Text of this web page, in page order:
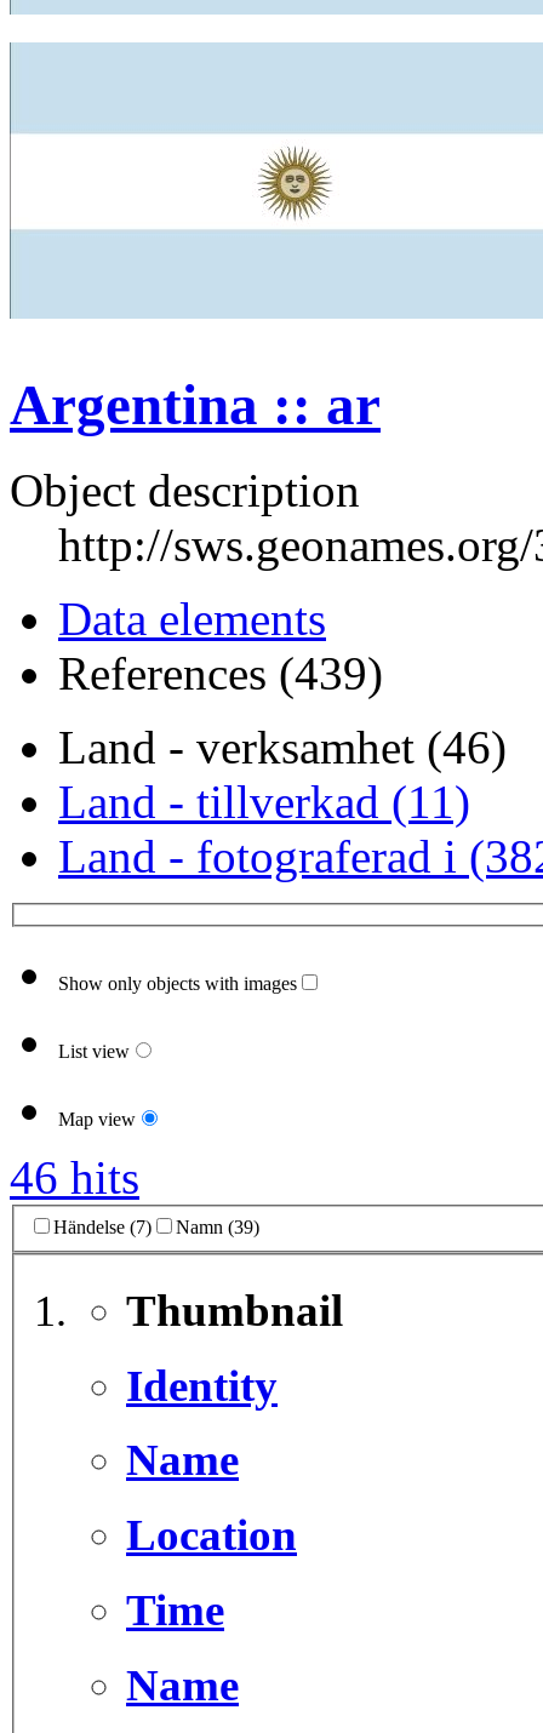
Argentina :: ar
Object description
http://
Data elements
References (439)
Land - verksamhet (46)
Land - tillverkad (11)
Land - fotograferad i
Show only objects with images
List view
Map view
46 hits
Händelse (7) Namn (39)
Thumbnail
Identity
Name
Location
Time
Name